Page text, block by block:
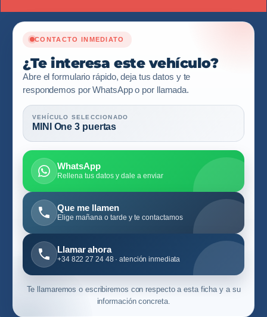
CONTACTO INMEDIATO
¿Te interesa este vehículo?
Abre el formulario rápido, deja tus datos y te
respondemos por WhatsApp o por llamada.
VEHÍCULO SELECCIONADO
MINI One 3 puertas
WhatsApp
Rellena tus datos y dale a enviar
Que me llamen
Elige mañana o tarde y te contactamos
Llamar ahora
+34 822 27 24 48 · atención inmediata
Te llamaremos o escribiremos con respecto a esta ficha y a su
información concreta.